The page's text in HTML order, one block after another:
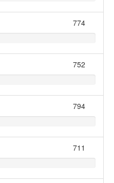
774
752
794
711